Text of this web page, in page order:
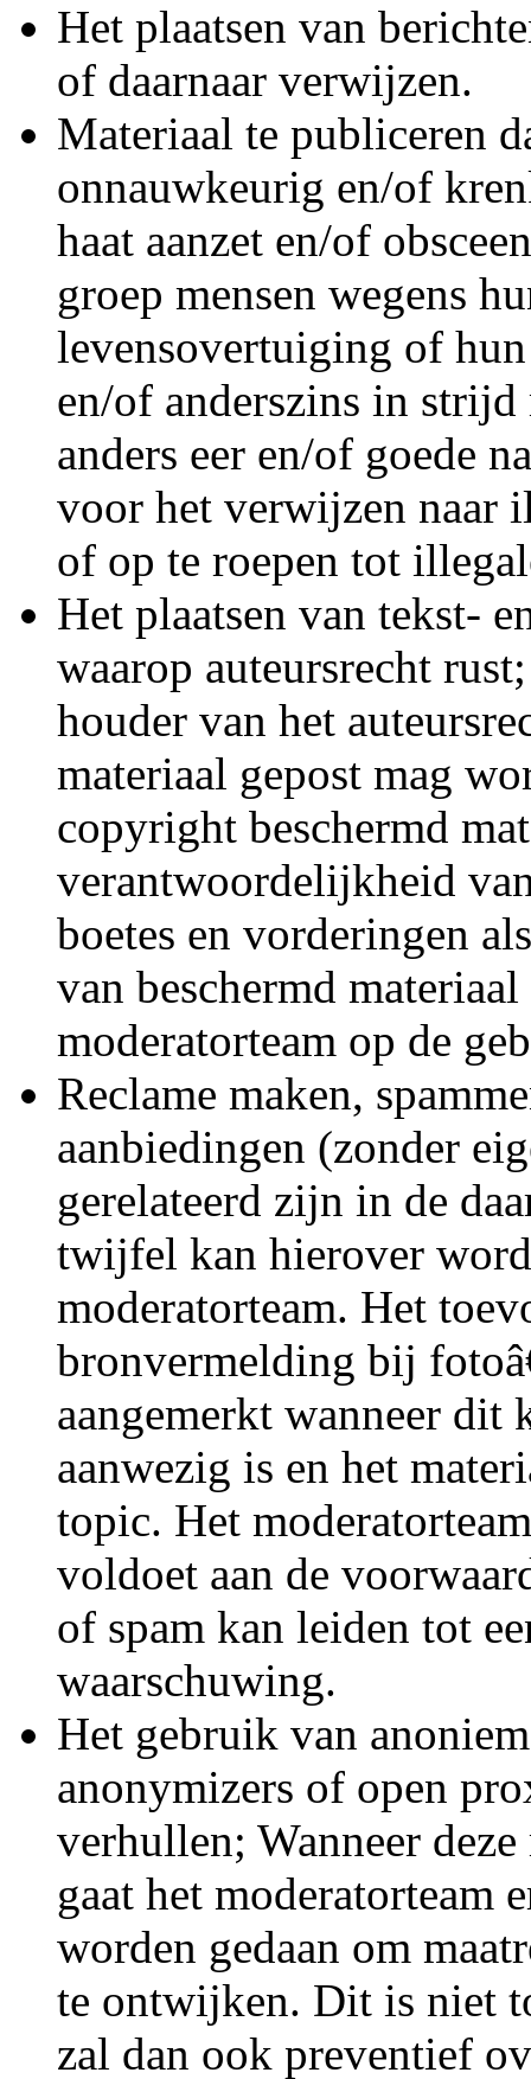
Het plaatsen van
of daarnaar verwijzen.
Materiaal te publiceren
onnauwkeurig en/of
haat aanzet en/of
groep mensen wegens
levensovertuiging of
en/of anderszins in
anders eer en/of goede
voor het verwijzen naar
of op te roepen tot
Het plaatsen van tekst-
waarop auteursrecht
houder van het
materiaal gepost mag
copyright beschermd
verantwoordelijkheid
boetes en vorderingen
van beschermd
moderatorteam op de
Reclame maken,
aanbiedingen (zonder
gerelateerd zijn in de
twijfel kan hierover
moderatorteam. Het
bronvermelding bij
aangemerkt wanneer dit
aanwezig is en het
topic. Het
voldoet aan de
of spam kan leiden tot
waarschuwing.
Het gebruik van
anonymizers of open
verhullen; Wanneer
gaat het moderatorteam
worden gedaan om
te ontwijken. Dit is niet
zal dan ook preventief